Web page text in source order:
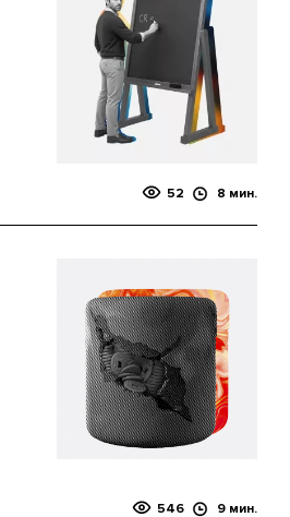
52 8 мин.
546 9 мин.